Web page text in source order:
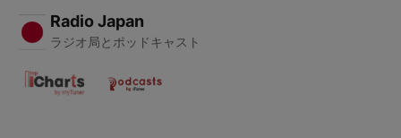
Radio Japan
ラジオ局とポッドキャスト